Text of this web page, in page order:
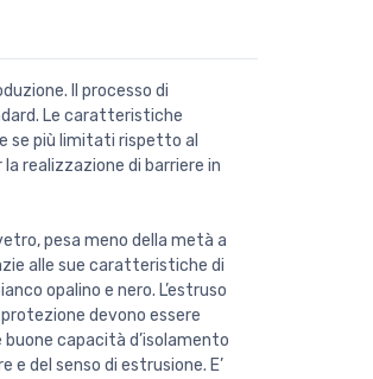
Il processo di
Le caratteristiche
se più limitati rispetto al
realizzazione di barriere in
pesa meno della metà a
alle sue caratteristiche di
opalino e nero. L’estruso
devono essere
capacità d’isolamento
del senso di estrusione. E’